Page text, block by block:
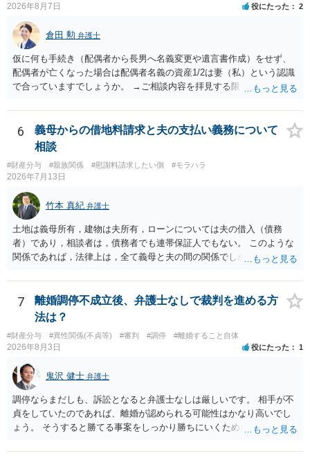
2026年8月7日 役にたった 2
倉田 勲 弁護士
仮に何も手続き（配偶者から長男へ名義変更や遺言書作成）をせず、
配偶者が亡くなった場合は配偶者名義の資産1/2は妻（私）という認識
で合っていますでしょうか。 →ご相談内容を拝見する限りでは、その
完全に所有する場合は、他の相続人に対して自宅の評価額の１/２の代
償金の支払いが必要になります。
6
義母からの借地料請求と夫の支払い義務について
相談
#財産分与 #親族関係 #慰謝料請求したい側 #モラハラ
2026年7月13日
竹本 真紀 弁護士
土地は義母所有，建物は夫所有，ローンについては夫の借入（債務
者）であり，相談者は，債務者でも連帯保証人でもない。 このような
関係であれば，法律上は，全て義母と夫の間の関係でしかありませ
せる）がされていたのでしょうかね。 いずれにしても，使用貸借では
なくて賃貸借にするというのであれば，夫と義母の関係でしかありま
せん。 これが法律上の話です。 「夫にこうなったのはお前のせいなん
だからお前が払えよ！と怒鳴られました。」 こうなった経緯は不明で
すが，法律上は，夫と義母の間の話ですから，二人で賃料等の合意を
するか否かを決め，夫が義母に支払をするだけのことです。この合意
をしない場合に，義母がどのような選択をするかは，義母の判断でし
かありません（抵当権の解除の話をしているようですが）。 夫が賃料
の支払を相談者に請求したとしても，法律上の支払義務は生じませ
ん。変な賃貸借契約書（なぜか，賃借人が相談者になっているなど）
が作成されない限り，相談者に負担は生じないのです。にもかかわら
ず，請求してくるのだとすれば，そのような請求を押し付けてくる夫
について，どのように評価するかの話になると思います。 抵当権の解
7
離婚調停不成立後、弁護士なしで裁判を進める方
法は？
#財産分与 #異性関係(不貞等) #審判 #調停 #離婚すること自体
2026年8月3日 役にたった 1
鬼沢 健士 弁護士
調停ならまだしも、訴訟となると弁護士なしは厳しいです。 相手が不
貞をしていたのであれば、離婚が認められる可能性はかなり高いでし
ょう。 そうすると勝てる事案をしっかり勝ちにいくためにも弁護士委